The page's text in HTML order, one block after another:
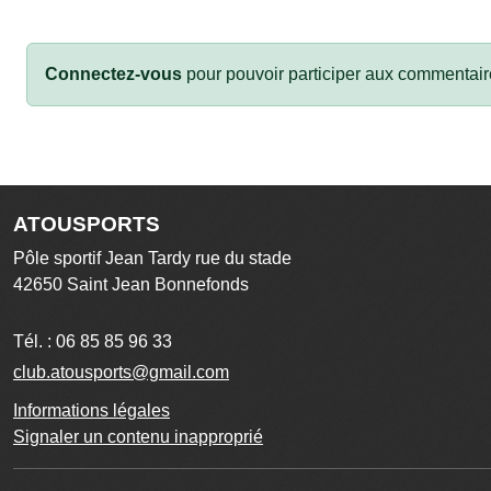
Connectez-vous pour pouvoir participer aux
ATOUSPORTS
Pôle sportif Jean Tardy rue du stade
42650 Saint Jean Bonnefonds
Tél. : 06 85 85 96 33
club.atousports@gmail.com
Informations légales
Signaler un contenu inapproprié